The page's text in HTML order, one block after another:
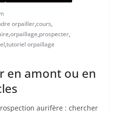
orpailler,cours,
,orpaillage,prospecter,
,tutoriel orpaillage
en amont ou en
aurifère : chercher